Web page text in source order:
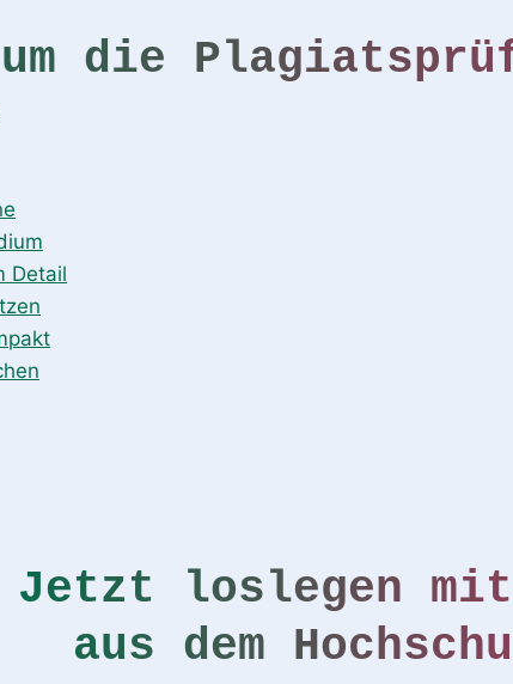
um die
Detail
Jetzt loslegen mit
aus dem